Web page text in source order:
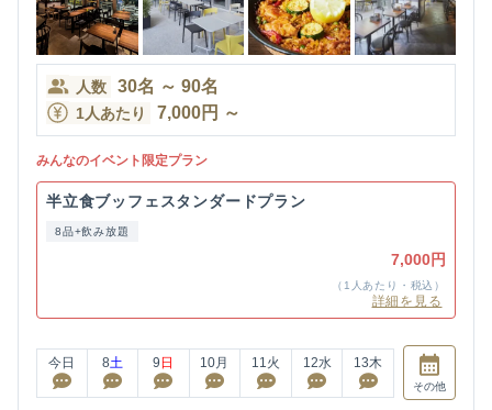
人数 30名 ～ 90名
1人あたり 7,000円 ～
みんなのイベント限定プラン
半立食ブッフェスタンダードプラン
8品+飲み放題
7,000円
（1人あたり・税込）
詳細を見る
今日 8土 9 日 10月 11火 12水 13木
その他